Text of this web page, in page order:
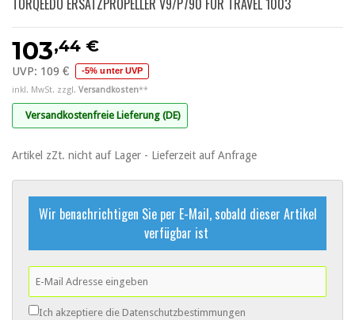
TORQEEDO ERSATZPROPELLER V9/P790 FÜR TRAVEL 1003
103,44 €
UVP: 109 € -5% unter UVP
inkl. MwSt. zzgl. Versandkosten**
Versandkostenfreie Lieferung (DE)
Artikel zZt. nicht auf Lager - Lieferzeit auf Anfrage
Wir benachrichtigen Sie per E-Mail, sobald dieser Artikel
verfügbar ist
Ich akzeptiere die Datenschutzbestimmungen